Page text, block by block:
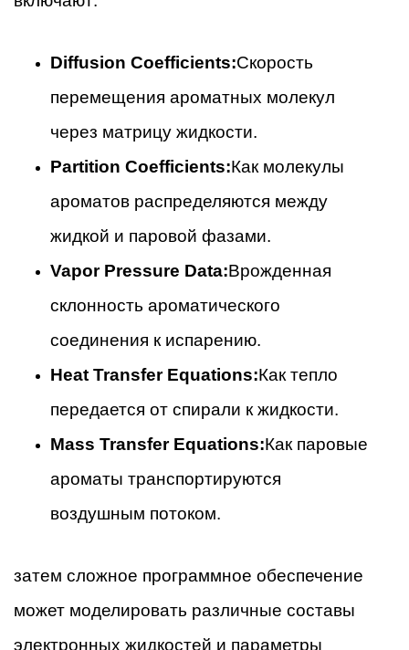
Diffusion Coefficients:Скорость
перемещения ароматных молекул
через матрицу жидкости.
Partition Coefficients:Как молекулы
ароматов распределяются между
жидкой и паровой фазами.
Vapor Pressure Data:Врожденная
склонность ароматического
соединения к испарению.
Heat Transfer Equations:Как тепло
передается от спирали к жидкости.
Mass Transfer Equations:Как паровые
ароматы транспортируются
воздушным потоком.
затем сложное программное обеспечение
может моделировать различные составы
электронных жидкостей и параметры